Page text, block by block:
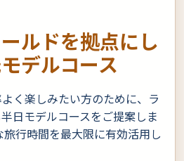
ルドを拠点にし
デルコース
よく楽しみたい方のために、ラ
日モデルコースをご提案しま
行時間を最大限に有効活用し